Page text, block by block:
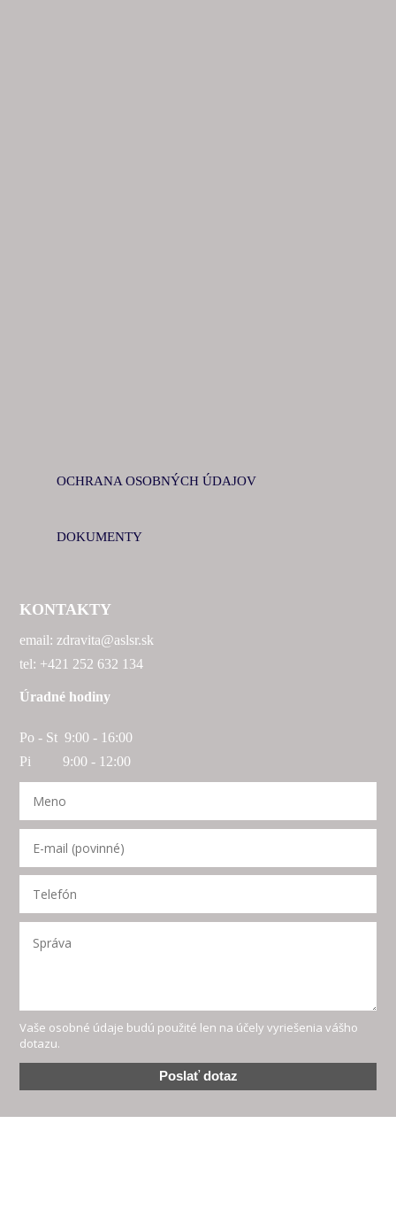
OCHRANA OSOBNÝCH ÚDAJOV
DOKUMENTY
KONTAKTY
email: zdravita@aslsr.sk
tel: +421 252 632 134
Úradné hodiny
Po - St 9:00 - 16:00
Pi 9:00 - 12:00
Vaše osobné údaje budú použité len na účely vyriešenia vášho
dotazu.
Poslať dotaz